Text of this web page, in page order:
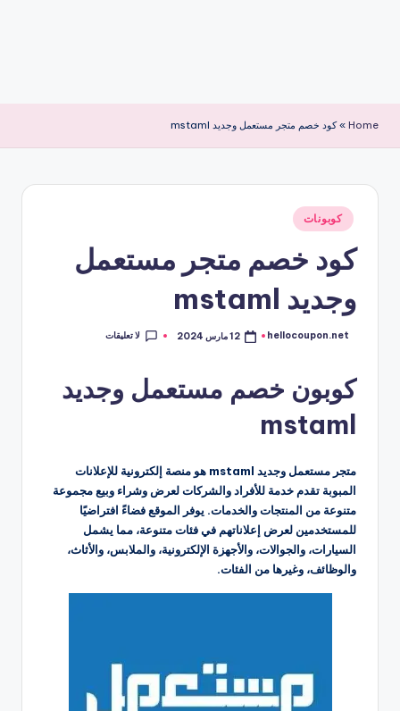
Home
»كود خصم متجر مستعمل وجديد mstaml
نُشر
في
كوبونات
كود خصم متجر مستعمل
وجديد mstaml
تمّ
hellocoupon.net 12 مارس 2024 لا تعليقات
كوبون خصم مستعمل وجديد
mstaml
متجر مستعمل وجديد mstaml هو منصة إلكترونية للإعلانات
المبوبة تقدم خدمة للأفراد والشركات لعرض وشراء وبيع مجموعة
متنوعة من المنتجات والخدمات. يوفر الموقع فضاءً افتراضيًا
للمستخدمين لعرض إعلاناتهم في فئات متنوعة، مما يشمل
السيارات، والجوالات، والأجهزة الإلكترونية، والملابس، والأثاث،
والوظائف، وغيرها من الفئات.